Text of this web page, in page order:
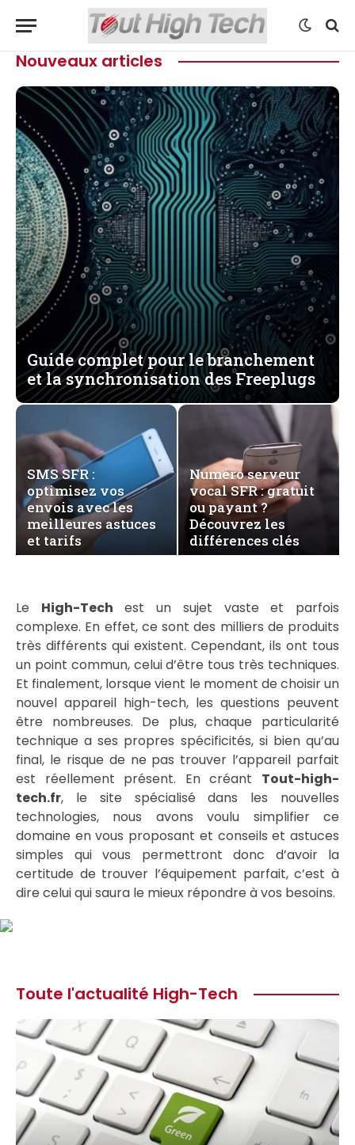
Nouveaux articles
Guide complet pour le branchement
et la synchronisation des Freeplugs
SMS SFR :
optimisez vos
envois avec les
meilleures astuces
et tarifs
Numéro serveur
vocal SFR : gratuit
ou payant ?
Découvrez les
différences clés
Le High-Tech est un sujet vaste et parfois
complexe. En effet, ce sont des milliers de produits
très différents qui existent. Cependant, ils ont tous
un point commun, celui d’être tous très techniques.
Et finalement, lorsque vient le moment de choisir un
nouvel appareil high-tech, les questions peuvent
être nombreuses. De plus, chaque particularité
technique a ses propres spécificités, si bien qu’au
final, le risque de ne pas trouver l’appareil parfait
est réellement présent. En créant Tout-high-
tech.fr, le site spécialisé dans les nouvelles
technologies, nous avons voulu simplifier ce
domaine en vous proposant et conseils et astuces
simples qui vous permettront donc d’avoir la
certitude de trouver l’équipement parfait, c’est à
dire celui qui saura le mieux répondre à vos besoins.
Toute l'actualité High-Tech